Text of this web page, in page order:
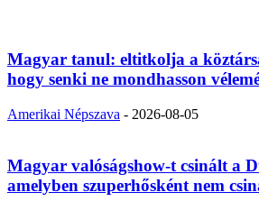
Magyar tanul: eltitkolja a
hogy senki ne mondhasson
Amerikai Népszava - 2026-08-05
Magyar valóságshow-t csinált a
amelyben szuperhősként nem